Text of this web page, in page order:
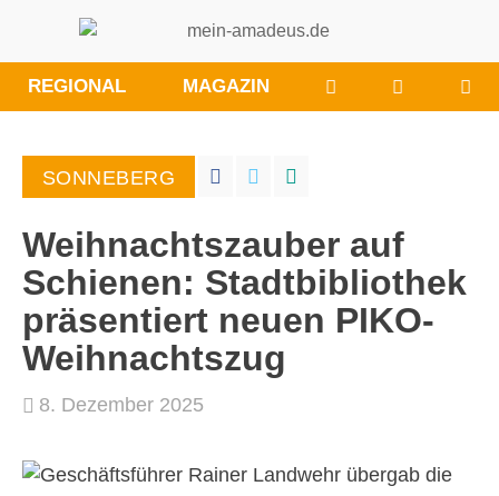
REGIONAL MAGAZIN WÜNSCHE/
SIE
SONNEBERG
Weihnachtszauber auf
Schienen: Stadtbibliothek
präsentiert neuen PIKO-
Weihnachtszug
8. Dezember 2025